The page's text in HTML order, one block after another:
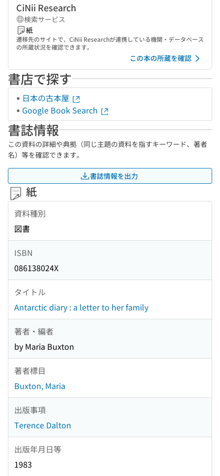
CiNii Research
検索サービス
紙
遷移先のサイトで、CiNii Researchが連携している機関・データベース
の所蔵状況を確認できます。
この本の所蔵を確認
書店で探す
日本の古本屋
Google Book Search
書誌情報
この資料の詳細や典拠（同じ主題の資料を指すキーワード、著者
名）等を確認できます。
書誌情報を出力
紙
資料種別
図書
ISBN
086138024X
タイトル
Antarctic diary : a letter to her family
著者・編者
by Maria Buxton
著者標目
Buxton, Maria
出版事項
Terence Dalton
出版年月日等
1983